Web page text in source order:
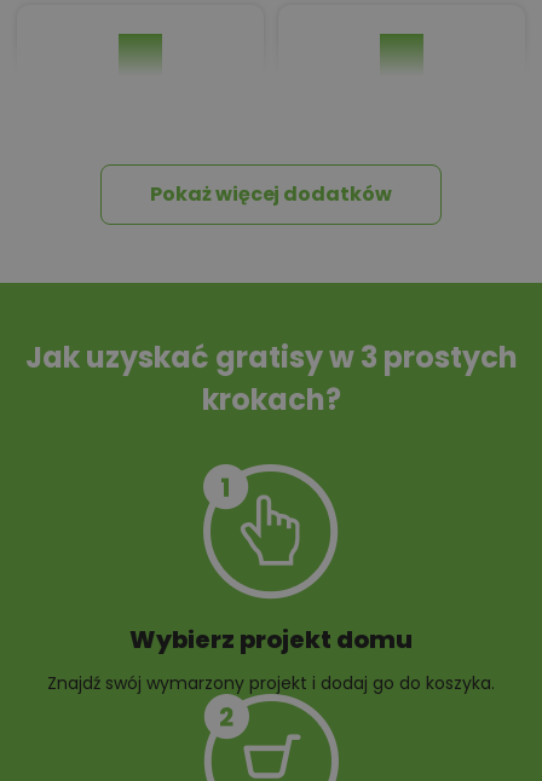
Tablica informacyjna
Przydomowa
10 projektów małej
10 projektów rabat
Pokaż więcej dodatków
Jak uzyskać gratisy w 3 prostych
krokach?
Wybierz projekt domu
Znajdź swój wymarzony projekt i dodaj go do koszyka.